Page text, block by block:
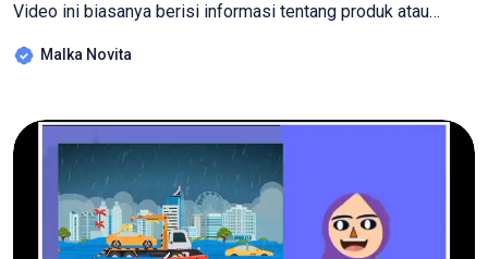
Video ini biasanya berisi informasi tentang produk atau
testimoni pelanggan, proses produksi, atau cerita di balik
yaa.. untuk meningkatkan visibilitas dan menarik minat
pelanggan atau […]
Malka Novita